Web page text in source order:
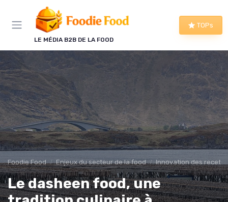
LE MÉDIA B2B DE LA FOOD
TOPs
Foodie Food Enjeux du secteur de la food Innovation des
Le dasheen food, une
Panneau de gestion des cookies